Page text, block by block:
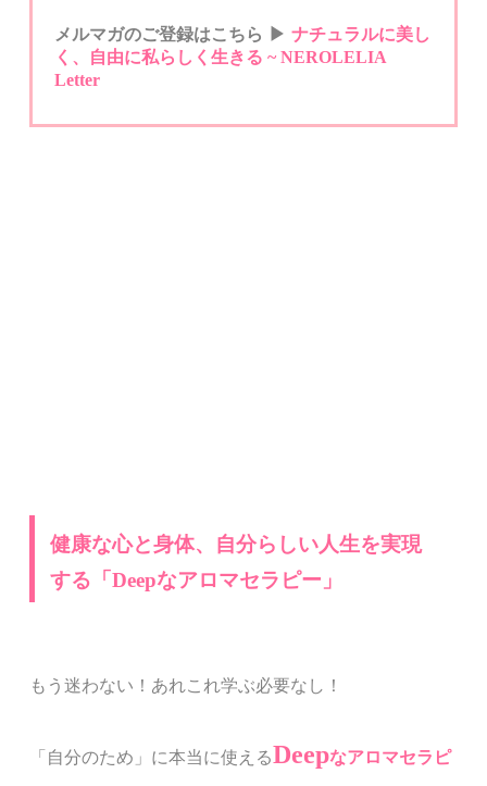
メルマガのご登録はこちら ▶︎ ナチュラルに美し
く、自由に私らしく生きる ~ NEROLELIA
Letter
健康な心と身体、自分らしい人生を実現
する「Deepなアロマセラピー」
もう迷わない！あれこれ学ぶ必要なし！
「自分のため」に本当に使えるDeepなアロマセラピ